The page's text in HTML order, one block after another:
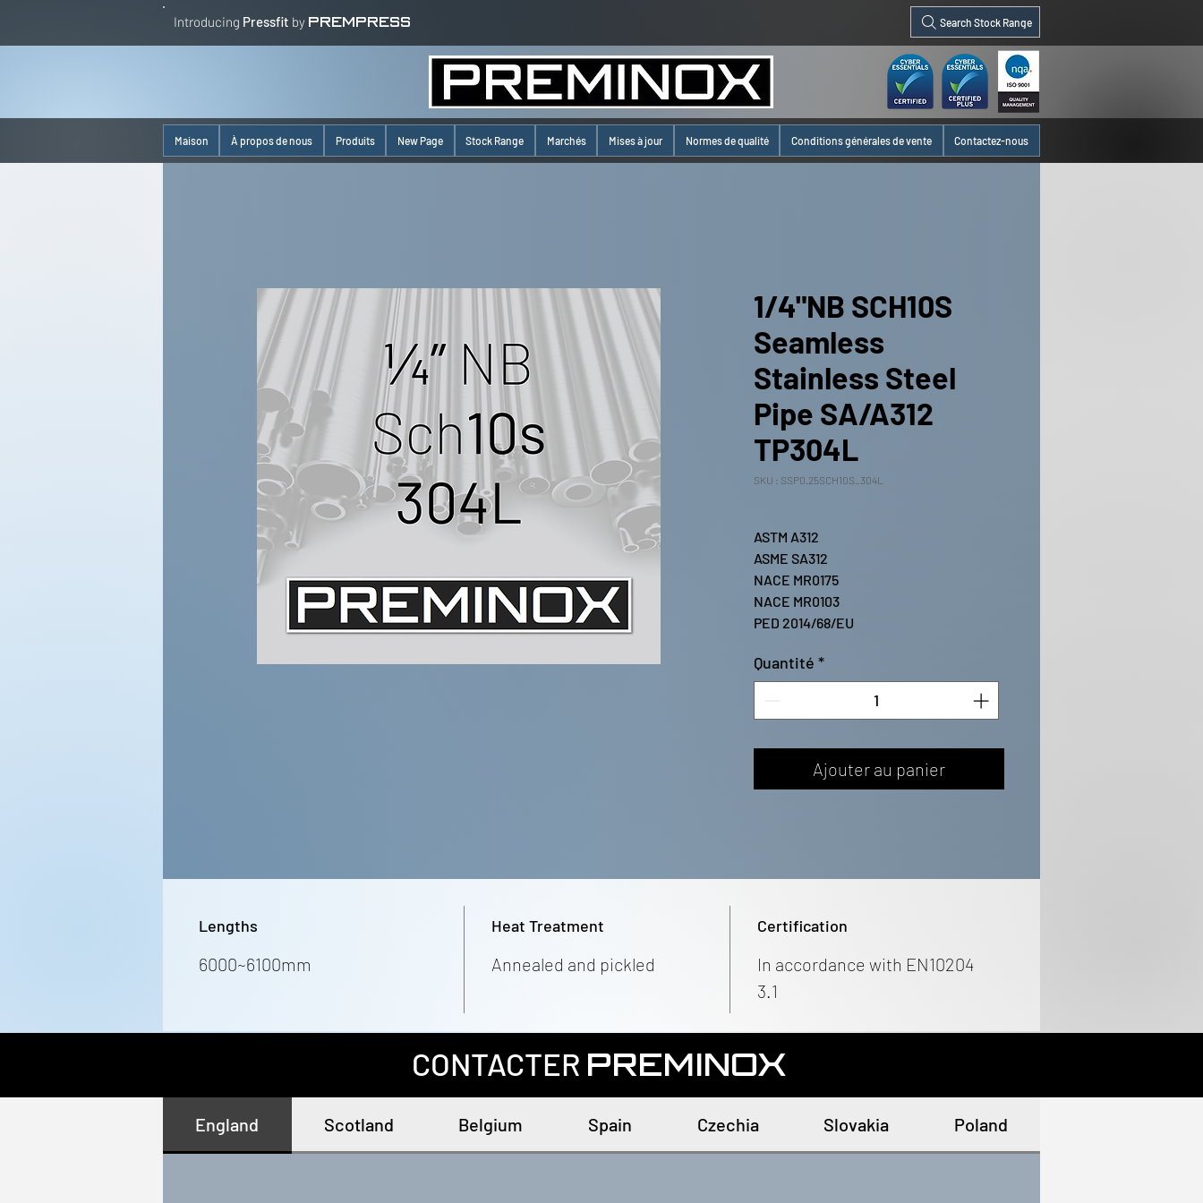
Introducing Pressfit by PREMPRESS Search Stock Range
Maison À propos de nous Produits New Page Stock Range Marchés Mises à jour Normes de qualité Conditions générales de vente Contactez-nous
1/4"NB SCH10S
Seamless
Stainless Steel
Pipe SA/A312
TP304L
SKU : SSP0.25SCH10S_304L
ASTM A312
ASME SA312
NACE MR0175
NACE MR0103
PED 2014/68/EU
Quantité *
Ajouter au panier
Lengths
6000~6100mm
Heat Treatment
Annealed and pickled
Certification
In accordance with EN10204
3.1
CONTACTER PREMINOX
England Scotland Belgium Spain Czechia Slovakia Poland